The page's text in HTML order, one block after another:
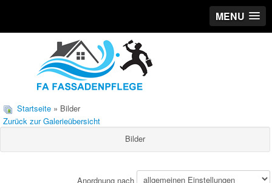
MENU
Startseite » Bilder
Zurück zur Galerieübersicht
Bilder
Anordnung nach